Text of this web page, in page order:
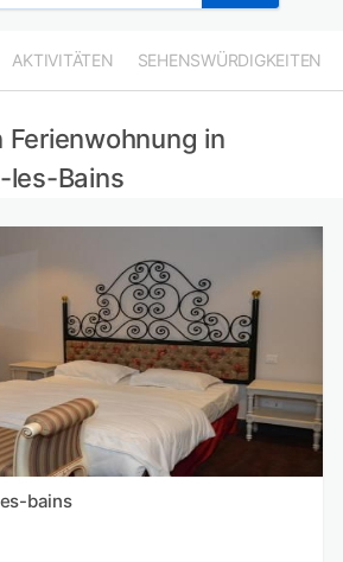
AKTIVITÄTEN SEHENSWÜRDIGKEITEN
Ferienwohnung in
les-Bains
les-bains